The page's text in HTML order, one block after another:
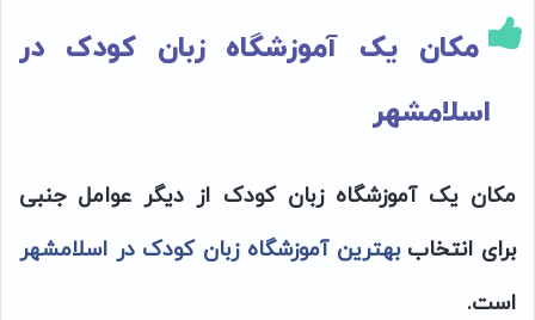
مکان یک آموزشگاه زبان کودک در
اسلامشهر
مکان یک آموزشگاه زبان کودک از دیگر عوامل جنبی
برای انتخاببهترین آموزشگاه زبان کودک در اسلامشهر
است.